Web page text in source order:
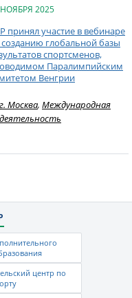
2025
принял участие в вебинаре
глобальной базы
спортсменов,
Паралимпийским
Венгрии
г. Москва, Международная
деятельность
центр по